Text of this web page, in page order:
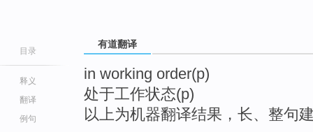
目录
释义
翻译
例句
有道翻译
in working order(p)
处于工作状态(p)
以上为机器翻译结果，长、整句